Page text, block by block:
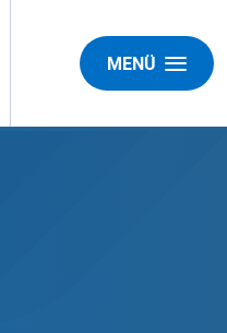
MENÜ